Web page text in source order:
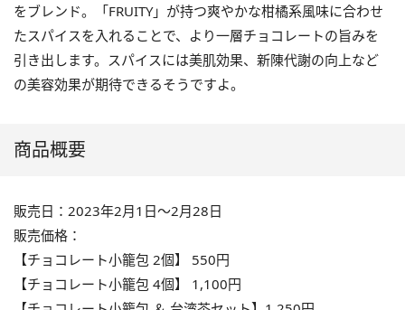
をブレンド。「FRUITY」が持つ爽やかな柑橘系風味に合わせ
たスパイスを入れることで、より一層チョコレートの旨みを
引き出します。スパイスには美肌効果、新陳代謝の向上など
の美容効果が期待できるそうですよ。
商品概要
販売日：2023年2月1日～2月28日
販売価格：
【チョコレート小籠包 2個】 550円
【チョコレート小籠包 4個】 1,100円